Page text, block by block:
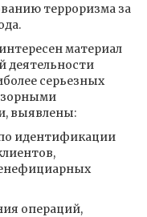
терроризма за
материал
деятельности
серьезных
выявлены:
идентификации
операций,